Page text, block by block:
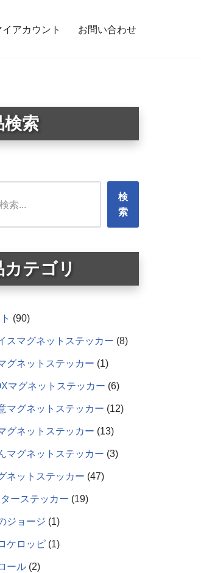
イアカウント お問い合わせ
検索
検
索
カテゴリ
90
スマグネットステッカー 8
グネットステッカー 1
マグネットステッカー 6
マグネットステッカー 12
グネットステッカー 13
マグネットステッカー 3
ネットステッカー 47
ーステッカー 19
ジョージ 1
ケロッピ 1
ール 2